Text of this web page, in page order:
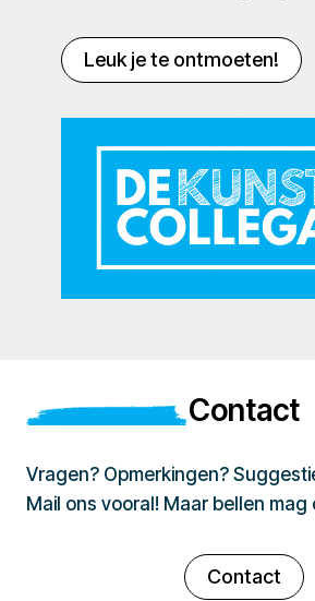
Leuk je te ontmoeten!
Contact
Vragen? Opmerkingen?
Mail ons vooral! Maar bellen mag
Contact